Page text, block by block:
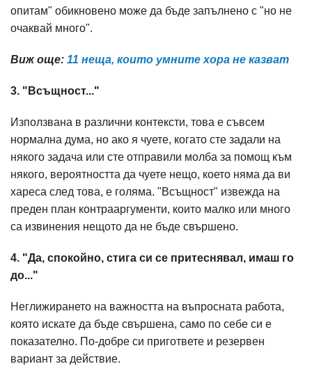
опитам" обикновено може да бъде запълнено с "но не
очаквай много".
Виж още: 11 неща, които умните хора не казват​
3. "Всъщност..."
Използвана в различни контексти, това е съвсем
нормална дума, но ако я чуете, когато сте задали на
някого задача или сте отправили молба за помощ към
някого, вероятността да чуете нещо, което няма да ви
хареса след това, е голяма. "Всъщност" извежда на
преден план контрааргументи, които малко или много
са извинения нещото да не бъде свършено.
4. "Да, спокойно, стига си се притеснявал, имаш го
до..."
Неглижирането на важността на въпросната работа,
която искате да бъде свършена, само по себе си е
показателно. По-добре си пригответе и резервен
вариант за действие.